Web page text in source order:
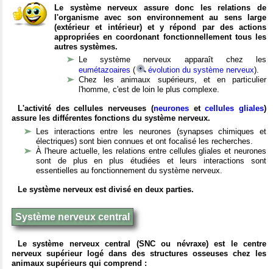
Le système nerveux assure donc les relations de
l'organisme avec son environnement au sens large
(extérieur et intérieur) et y répond par des actions
appropriées en coordonant fonctionnellement tous les
autres systèmes.
Le système nerveux apparaît chez les
eumétazoaires ( évolution du système nerveux).
Chez les animaux supérieurs, et en particulier
l'homme, c'est de loin le plus complexe.
L'activité des cellules nerveuses (neuronesetcellules gliales)
assure les différentes fonctions du système nerveux.
Les interactions entre les neurones (synapses chimiques et
électriques) sont bien connues et ont focalisé les recherches.
À l'heure actuelle, les relations entre cellules gliales et neurones
sont de plus en plus étudiées et leurs interactions sont
essentielles au fonctionnement du système nerveux.
Le système nerveux est divisé en deux parties.
Système nerveux central
Le système nerveux central (SNC ou névraxe) est le centre
nerveux supérieur logé dans des structures osseuses chez les
animaux supérieurs qui comprend :